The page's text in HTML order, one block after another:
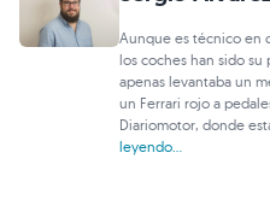
Aunque es técnico en
los coches han sido
apenas levantaba un
un Ferrari rojo a
Diariomotor, donde
leyendo...